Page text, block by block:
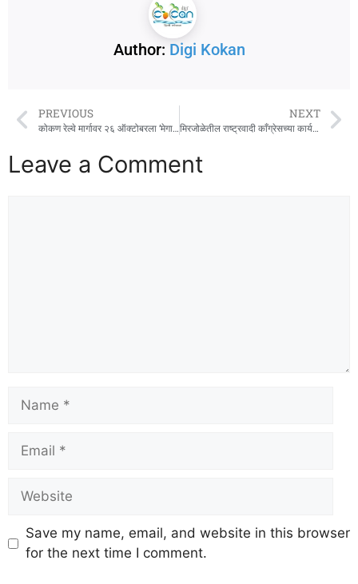
Author: Digi Kokan
PREVIOUS
कोकण रेल्वे मार्गावर २६ ऑक्टोबरला ‘मेगा ब्लॉक’
NEXT
मिरजोळेतील राष्ट्रवादी काँग्रेसच्या कार्यकर्त्यांनी घड्याळ सोडून धनुष्यबाण घेतला हाती!
Leave a Comment
Save my name, email, and website in this browser
for the next time I comment.